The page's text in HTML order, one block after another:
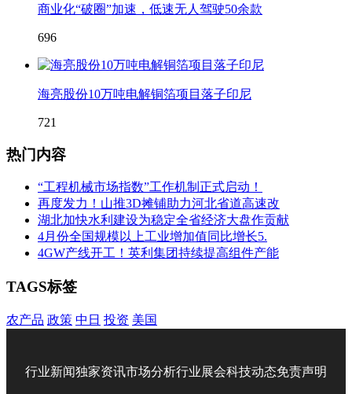
商业化“破圈”加速，低速无人驾驶50余款
696
海亮股份10万吨电解铜箔项目落子印尼
721
热门内容
“工程机械市场指数”工作机制正式启动！
再度发力！山推3D摊铺助力河北省道高速改
湖北加快水利建设为稳定全省经济大盘作贡献
4月份全国规模以上工业增加值同比增长5.
4GW产线开工！英利集团持续提高组件产能
TAGS标签
农产品 政策 中日 投资 美国
行业新闻独家资讯市场分析行业展会科技动态免责声明